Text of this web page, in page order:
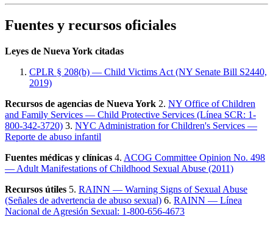
Fuentes y recursos oficiales
Leyes de Nueva York citadas
CPLR § 208(b) — Child Victims Act (NY Senate Bill S2440,
2019)
Recursos de agencias de Nueva York 2. NY Office of Children
and Family Services — Child Protective Services (Línea SCR: 1-
800-342-3720) 3. NYC Administration for Children's Services —
Reporte de abuso infantil
Fuentes médicas y clínicas 4. ACOG Committee Opinion No. 498
— Adult Manifestations of Childhood Sexual Abuse (2011)
Recursos útiles 5. RAINN — Warning Signs of Sexual Abuse
(Señales de advertencia de abuso sexual) 6. RAINN — Línea
Nacional de Agresión Sexual: 1-800-656-4673